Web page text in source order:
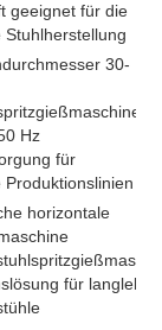
geeignet für die
Stuhlherstellung
30-
Hz
für
Produktionslinien
horizontale
für